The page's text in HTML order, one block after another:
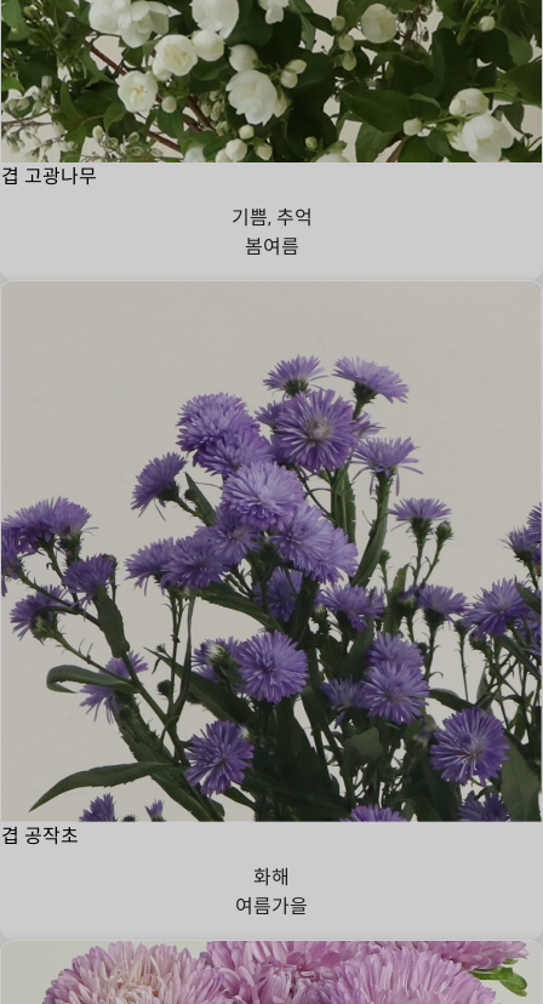
겹 고광나무
기쁨, 추억
봄여름
겹 공작초
화해
여름가을